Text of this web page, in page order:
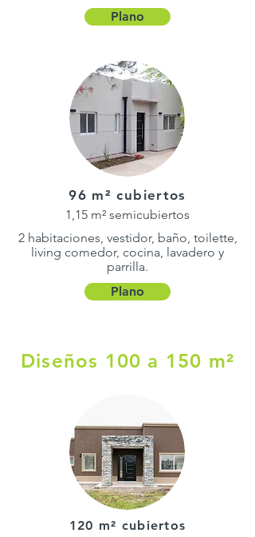
Plano
96 m² cubiertos
1,15 m² semicubiertos
2 habitaciones, vestidor, baño, toilette,
living comedor, cocina, lavadero y
parrilla.
Plano
Diseños 100 a 150 m²
120 m² cubiertos